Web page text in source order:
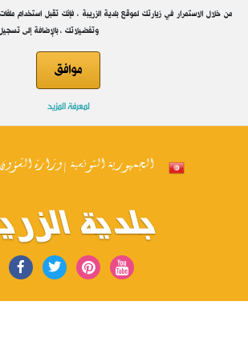
وتفضيلاتك ، بالإضافة إلى
موافق
لمعرفة المزيد
الجمهورية التونسية | وزارة
بلدية